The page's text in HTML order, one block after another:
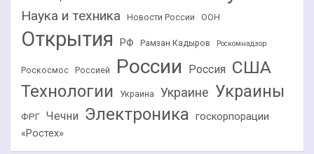
Наука и техника Новости России ООН
Открытия РФ Рамзан Кадыров Роскомнадзор
Роскосмос Россией России Россия США
Технологии Украина Украине Украины
ФРГ Чечни Электроника госкорпорации
«Ростех»